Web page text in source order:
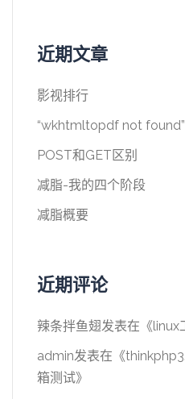
近期文章
影视排行
“wkhtmltopdf not
POST和GET区别
减脂-我的四个阶段
减脂概要
近期评论
辣条拌鱼翅发表在《linux
admin发表在《
箱测试》